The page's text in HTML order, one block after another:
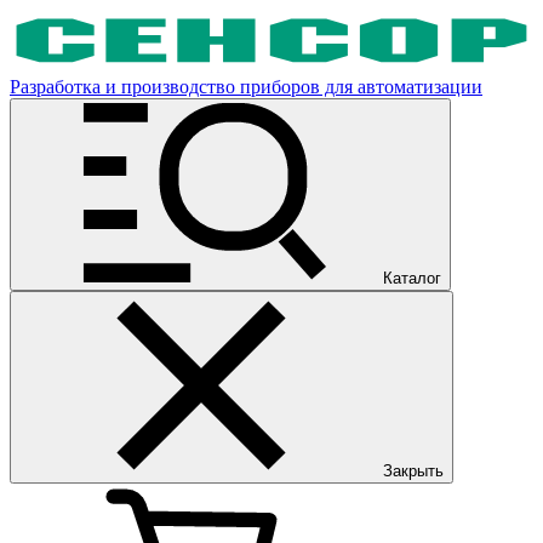
Разработка и производство приборов для автоматизации
Каталог
Закрыть